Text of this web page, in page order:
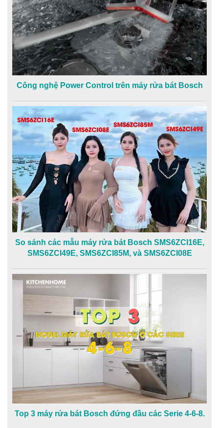
Công nghệ Power Control trên máy rửa bát Bosch
So sánh các mẫu máy rửa bát Bosch SMS6ZCI16E,
SMS6ZCI49E, SMS6ZCI85M, và SMS6ZCI08E
Top 3 máy rửa bát Bosch đứng đầu các Serie 4-6-8.